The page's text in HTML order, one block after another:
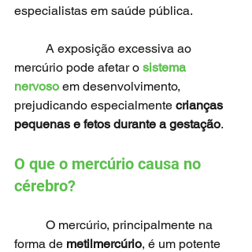
especialistas em saúde pública.
mercúrio pode afetar o sistema
nervoso em desenvolvimento,
prejudicando especialmente crianças
pequenas e fetos durante a gestação.
O que o mercúrio causa no
cérebro?
forma de metilmercúrio, é um potente